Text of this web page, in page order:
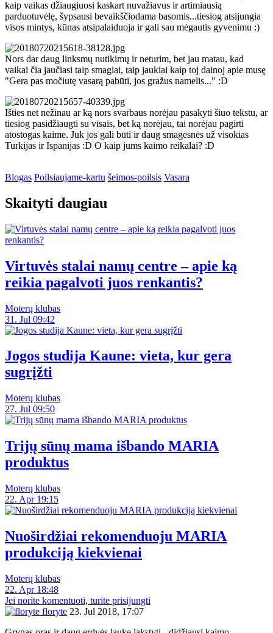
kaip vaikas džiaugiuosi kaskart nuvažiavus ir artimiausią
parduotuvėlę, šypsausi bevaikščiodama basomis...tiesiog atsijungia
visos mintys, kūnas atsipalaiduoja ir gali sau mėgautis gyvenimu :)
Nors dar daug linksmų nutikimų ir neturim, bet jau matau, kad
vaikai čia jaučiasi taip smagiai, taip jaukiai kaip toj dainoj apie musę
"Gera pas močiutę vasarą pabūti, jos gražus namelis..." :D
Išties net nežinau ar ką nors svarbaus norėjau pasakyti šiuo tekstu, ar
tiesiog pasidžiaugti su visais, bet ką norėjau, tai norėjau pagirti
atostogas kaime. Juk jos gali būti ir daug smagesnės už visokias
Turkijas ir Ispanijas :D O kaip jums kaimo reikalai? :D
Blogas Poilsiaujame-kartu šeimos-poilsis Vasara
Skaityti daugiau
Virtuvės stalai namų centre – apie ką
reikia pagalvoti juos renkantis?
Moterų klubas
31. Jul 09:42
Jogos studija Kaune: vieta, kur gera
sugrįžti
Moterų klubas
27. Jul 09:50
Trijų sūnų mama išbando MARIA
produktus
Moterų klubas
22. Apr 19:15
Nuoširdžiai rekomenduoju MARIA
produkciją kiekvienai
Moterų klubas
22. Apr 18:48
Jei norite komentuoti, turite prisijungti
floryte 23. Jul 2018, 17:07